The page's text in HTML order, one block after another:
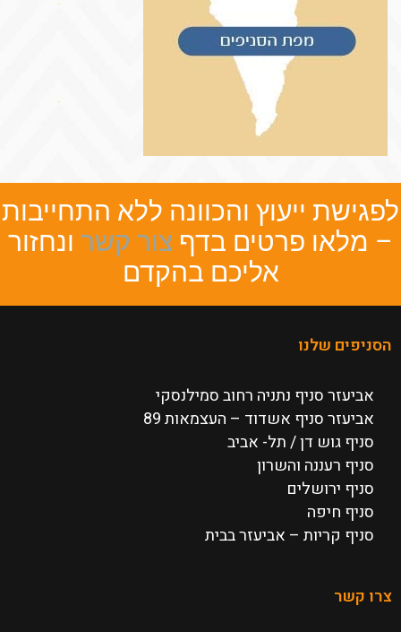
לפגישת ייעוץ והכוונה ללא התחייבות
– מלאו פרטים בדף צור קשר ונחזור
אליכם בהקדם
הסניפים שלנו
אביעזר סניף נתניה רחוב סמילנסקי
אביעזר סניף אשדוד – העצמאות 89
סניף גוש דן / תל- אביב
סניף רעננה והשרון
סניף ירושלים
סניף חיפה
סניף קריות – אביעזר בבית
צרו קשר